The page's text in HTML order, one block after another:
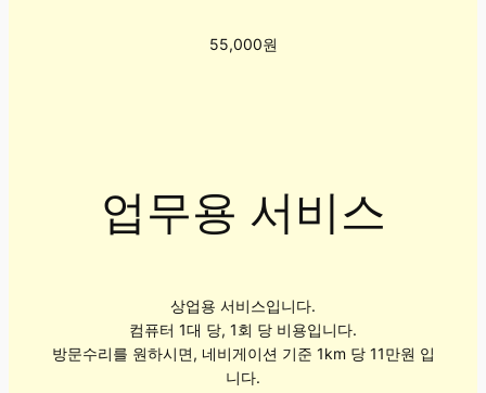
55,000원
업무용 서비스
상업용 서비스입니다.
컴퓨터 1대 당, 1회 당 비용입니다.
방문수리를 원하시면, 네비게이션 기준 1km 당 11만원 입
니다.